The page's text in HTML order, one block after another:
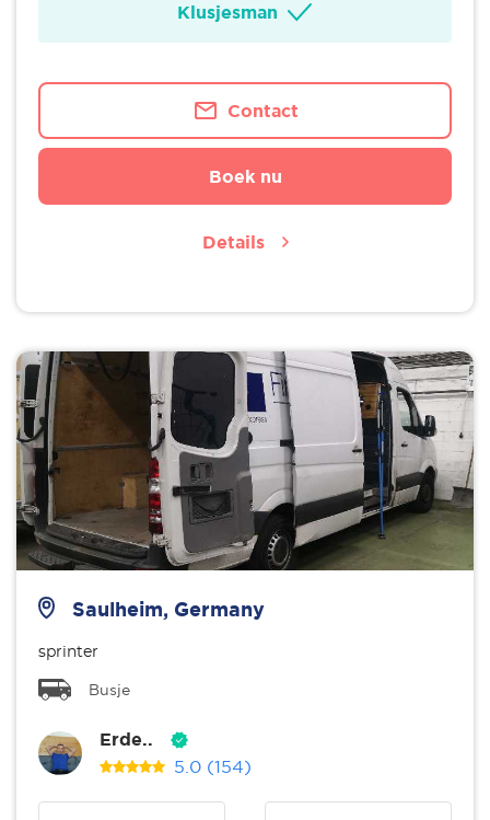
Klusjesman
Contact
Boek nu
Details
Saulheim, Germany
sprinter
Busje
Erde..
5.0 (154)